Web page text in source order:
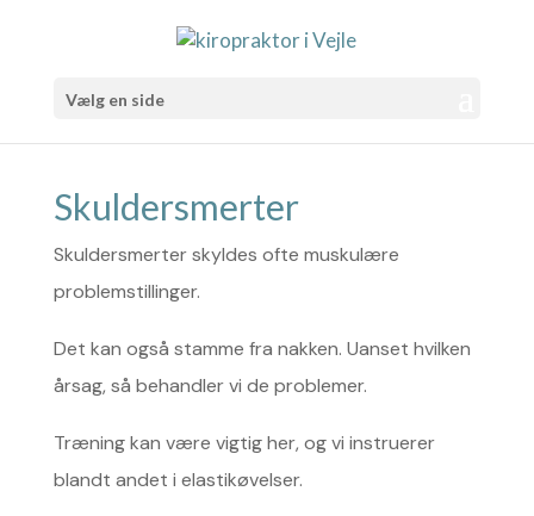
Vælg en side
Skuldersmerter
Skuldersmerter skyldes ofte muskulære
problemstillinger.
Det kan også stamme fra nakken. Uanset hvilken
årsag, så behandler vi de problemer.
Træning kan være vigtig her, og vi instruerer
blandt andet i elastikøvelser.